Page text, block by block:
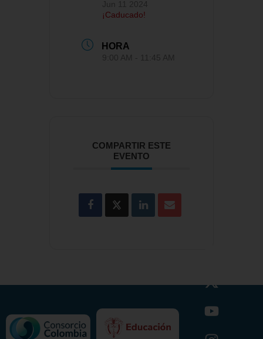
¡Caducado!
HORA
COMPARTIR ESTE
EVENTO